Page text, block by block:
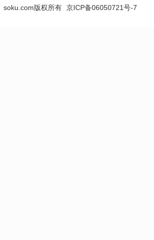
soku.com版权所有 京ICP备06050721号-7